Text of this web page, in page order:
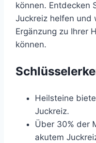
können. Entdecken
Juckreiz helfen und
Ergänzung zu Ihrer
können.
Heilsteine
Juckreiz.
Über 30% der
akutem